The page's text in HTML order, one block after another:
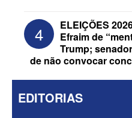
4
ELEIÇÕES
Efraim de
Trump;
de não convocar
EDITORIAS